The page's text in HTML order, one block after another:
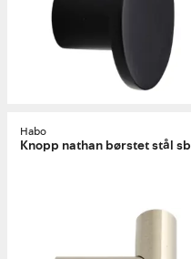
Habo
Knopp nathan børstet stål sb